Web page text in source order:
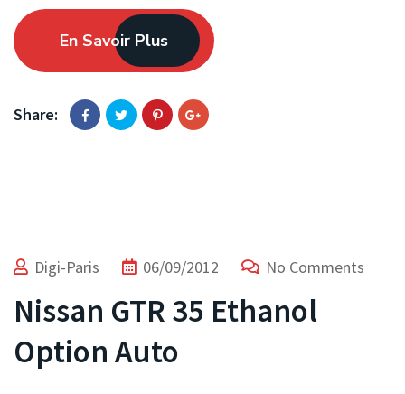
En Savoir Plus
Share:
Digi-Paris 06/09/2012 No Comments
Nissan GTR 35 Ethanol
Option Auto